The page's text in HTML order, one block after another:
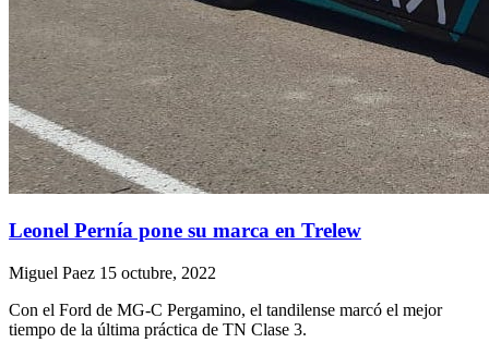
Leonel Pernía pone su marca en Trelew
Miguel Paez 15 octubre, 2022
Con el Ford de MG-C Pergamino, el tandilense marcó el mejor
tiempo de la última práctica de TN Clase 3.